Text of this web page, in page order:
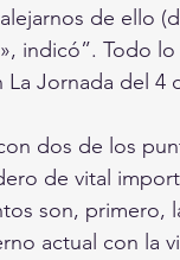
de ello
indicó”. Todo
Jornada del 4
dos de los
de vital
son,
actual con la